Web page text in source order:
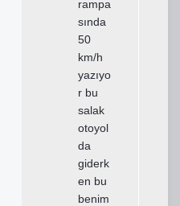
rampa
sında
50
km/h
yazıyo
r bu
salak
otoyol
da
giderk
en bu
benim